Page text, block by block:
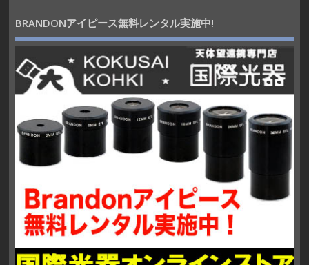
BRANDONアイピース無料レンタル実施中!